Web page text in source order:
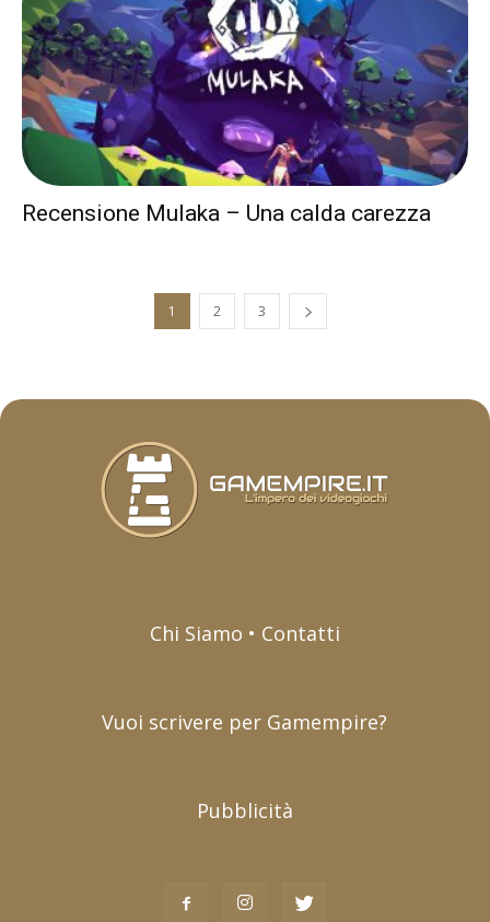
Recensione Mulaka – Una calda carezza
1 2 3
Chi Siamo • Contatti
Vuoi scrivere per Gamempire?
Pubblicità